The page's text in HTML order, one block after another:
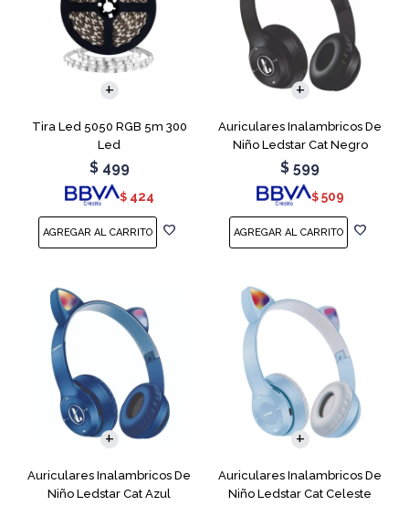
Tira Led 5050 RGB 5m 300
Led
$ 499
$ 424
Auriculares Inalambricos De
Niño Ledstar Cat Negro
$ 599
$ 509
Auriculares Inalambricos De
Niño Ledstar Cat Azul
Auriculares Inalambricos De
Niño Ledstar Cat Celeste